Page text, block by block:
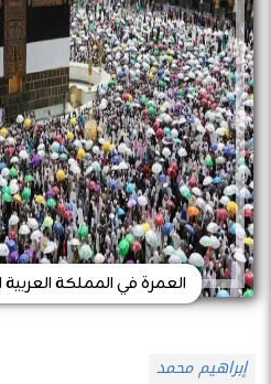
العمرة في المملكة العربية
إبراهيم محمد